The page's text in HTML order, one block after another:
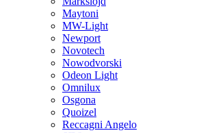
Maytoni
MW-Light
Newport
Novotech
Nowodvorski
Odeon Light
Omnilux
Osgona
Quoizel
Reccagni Angelo